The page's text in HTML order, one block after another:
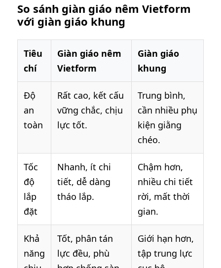
So sánh giàn giáo nêm Vietform
với giàn giáo khung
Tiêu
chí
Giàn giáo nêm
Vietform
Giàn giáo
khung
Độ
an
toàn
Rất cao, kết cấu
vững chắc, chịu
lực tốt.
Trung bình,
cần nhiều phụ
kiện giằng
chéo.
Tốc
độ
lắp
đặt
Nhanh, ít chi
tiết, dễ dàng
tháo lắp.
Chậm hơn,
nhiều chi tiết
rời, mất thời
gian.
Khả
năng
Tốt, phân tán
lực đều, phù
Giới hạn hơn,
tập trung lực